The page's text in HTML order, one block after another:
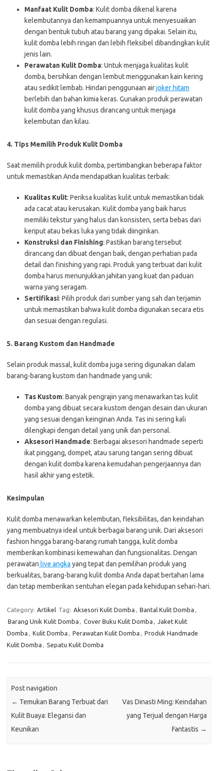
Manfaat Kulit Domba: Kulit domba dikenal karena
kelembutannya dan kemampuannya untuk menyesuaikan
dengan bentuk tubuh atau barang yang dipakai. Selain itu,
kulit domba lebih ringan dan lebih fleksibel dibandingkan kulit
jenis lain.
Perawatan Kulit Domba: Untuk menjaga kualitas kulit
domba, bersihkan dengan lembut menggunakan kain kering
atau sedikit lembab. Hindari penggunaan airjoker hitam
berlebih dan bahan kimia keras. Gunakan produk perawatan
kulit domba yang khusus dirancang untuk menjaga
kelembutan dan kilau.
4. Tips Memilih Produk Kulit Domba
Saat memilih produk kulit domba, pertimbangkan beberapa faktor
untuk memastikan Anda mendapatkan kualitas terbaik:
Kualitas Kulit: Periksa kualitas kulit untuk memastikan tidak
ada cacat atau kerusakan. Kulit domba yang baik harus
memiliki tekstur yang halus dan konsisten, serta bebas dari
keriput atau bekas luka yang tidak diinginkan.
Konstruksi dan Finishing: Pastikan barang tersebut
dirancang dan dibuat dengan baik, dengan perhatian pada
detail dan finishing yang rapi. Produk yang terbuat dari kulit
domba harus menunjukkan jahitan yang kuat dan paduan
warna yang seragam.
Sertifikasi: Pilih produk dari sumber yang sah dan terjamin
untuk memastikan bahwa kulit domba digunakan secara etis
dan sesuai dengan regulasi.
5. Barang Kustom dan Handmade
Selain produk massal, kulit domba juga sering digunakan dalam
barang-barang kustom dan handmade yang unik:
Tas Kustom: Banyak pengrajin yang menawarkan tas kulit
domba yang dibuat secara kustom dengan desain dan ukuran
yang sesuai dengan keinginan Anda. Tas ini sering kali
dilengkapi dengan detail yang unik dan personal.
Aksesori Handmade: Berbagai aksesori handmade seperti
ikat pinggang, dompet, atau sarung tangan sering dibuat
dengan kulit domba karena kemudahan pengerjaannya dan
hasil akhir yang estetik.
Kesimpulan
Kulit domba menawarkan kelembutan, fleksibilitas, dan keindahan
yang membuatnya ideal untuk berbagai barang unik. Dari aksesori
fashion hingga barang-barang rumah tangga, kulit domba
memberikan kombinasi kemewahan dan fungsionalitas. Dengan
perawatan live angka yang tepat dan pemilihan produk yang
berkualitas, barang-barang kulit domba Anda dapat bertahan lama
dan tetap memberikan sentuhan elegan pada kehidupan sehari-hari.
Category: Artikel Tag: Aksesori Kulit Domba , Bantal Kulit Domba ,
Barang Unik Kulit Domba , Cover Buku Kulit Domba , Jaket Kulit
Domba , Kulit Domba , Perawatan Kulit Domba , Produk Handmade
Kulit Domba , Sepatu Kulit Domba
Post navigation
← Temukan Barang Terbuat dari
Kulit Buaya: Elegansi dan
Keunikan
Vas Dinasti Ming: Keindahan
yang Terjual dengan Harga
Fantastis →